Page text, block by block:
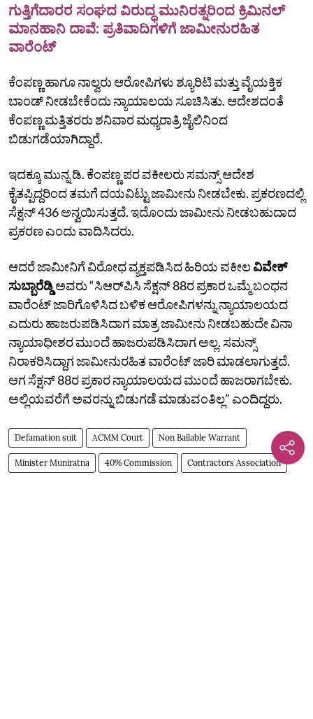
ಗುತ್ತಿಗೆದಾರರ ಸಂಘದ ವಿರುದ್ಧ ಮುನಿರತ್ನರಿಂದ ಕ್ರಿಮಿನಲ್‌
ಮಾನಹಾನಿ ದಾವೆ: ಪ್ರತಿವಾದಿಗಳಿಗೆ ಜಾಮೀನುರಹಿತ
ವಾರೆಂಟ್‌
ಕೆಂಪಣ್ಣ ಹಾಗೂ ನಾಲ್ವರು ಆರೋಪಿಗಳು ಶ್ಯೂರಿಟಿ ಮತ್ತು ವೈಯಕ್ತಿಕ
ಬಾಂಡ್‌ ನೀಡಬೇಕೆಂದು ನ್ಯಾಯಾಲಯ ಸೂಚಿಸಿತು. ಆದೇಶದಂತೆ
ಕೆಂಪಣ್ಣ ಮತ್ತಿತರರು ಶನಿವಾರ ಮಧ್ಯರಾತ್ರಿ ಜೈಲಿನಿಂದ
ಬಿಡುಗಡೆಯಾಗಿದ್ದಾರೆ.
ಇದಕ್ಕೂ ಮುನ್ನ ಡಿ. ಕೆಂಪಣ್ಣ ಪರ ವಕೀಲರು ಸಮನ್ಸ್‌ ಆದೇಶ
ಕೈತಪ್ಪಿದ್ದರಿಂದ ತಮಗೆ ದಯವಿಟ್ಟು ಜಾಮೀನು ನೀಡಬೇಕು. ಪ್ರಕರಣದಲ್ಲಿ
ಸೆಕ್ಷನ್‌ 436 ಅನ್ವಯಿಸುತ್ತದೆ. ಇದೊಂದು ಜಾಮೀನು ನೀಡಬಹುದಾದ
ಪ್ರಕರಣ ಎಂದು ವಾದಿಸಿದರು.
ಆದರೆ ಜಾಮೀನಿಗೆ ವಿರೋಧ ವ್ಯಕ್ತಪಡಿಸಿದ ಹಿರಿಯ ವಕೀಲವಿವೇಕ್‌
ಸುಬ್ಬಾರೆಡ್ಡಿಅವರು “ಸಿಆರ್‌ಪಿಸಿ ಸೆಕ್ಷನ್‌ 88ರ ಪ್ರಕಾರ ಒಮ್ಮೆ ಬಂಧನ
ವಾರೆಂಟ್‌ ಜಾರಿಗೊಳಿಸಿದ ಬಳಿಕ ಆರೋಪಿಗಳನ್ನು ನ್ಯಾಯಾಲಯದ
ಎದುರು ಹಾಜರುಪಡಿಸಿದಾಗ ಮಾತ್ರ ಜಾಮೀನು ನೀಡಬಹುದೇ ವಿನಾ
ನ್ಯಾಯಾಧೀಶರ ಮುಂದೆ ಹಾಜರುಪಡಿಸಿದಾಗ ಅಲ್ಲ. ಸಮನ್ಸ್‌
ನಿರಾಕರಿಸಿದ್ದಾಗ ಜಾಮೀನುರಹಿತ ವಾರೆಂಟ್‌ ಜಾರಿ ಮಾಡಲಾಗುತ್ತದೆ.
ಆಗ ಸೆಕ್ಷನ್‌ 88ರ ಪ್ರಕಾರ ನ್ಯಾಯಾಲಯದ ಮುಂದೆ ಹಾಜರಾಗಬೇಕು.
ಅಲ್ಲಿಯವರೆಗೆ ಅವರನ್ನು ಬಿಡುಗಡೆ ಮಾಡುವಂತಿಲ್ಲ” ಎಂದಿದ್ದರು.
Defamation suit ACMM Court Non Bailable Warrant
Minister Muniratna 40% Commission Contractors Association